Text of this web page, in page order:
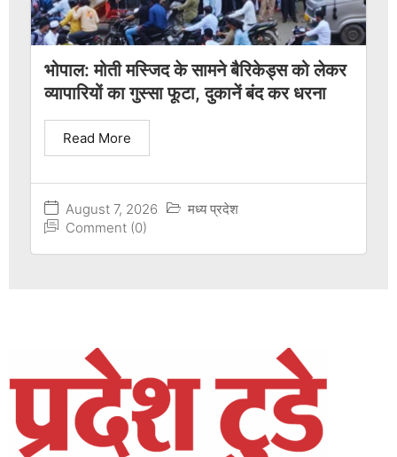
भोपाल: मोती मस्जिद के सामने बैरिकेड्स को लेकर
व्यापारियों का गुस्सा फूटा, दुकानें बंद कर धरना
August 7, 2026
मध्य प्रदेश
Comment (0)
Read More